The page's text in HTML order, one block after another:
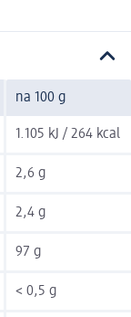
na 100 g
1.105 kJ / 264 kcal
2,6 g
2,4 g
97 g
< 0,5 g